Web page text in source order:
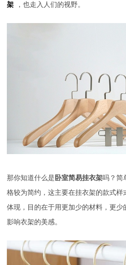
架
，也走入人们的视野。
那你知道什么是 卧室简易挂衣架吗？简
格较为简约，这主要在挂衣架的款式样
体现，目的在于用更加少的材料，更少
影响衣架的美感。